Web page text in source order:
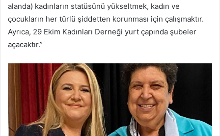
alanda) kadınların statüsünü yükseltmek, kadın ve
çocukların her türlü şiddetten korunması için çalışmaktır.
Ayrıca, 29 Ekim Kadınları Derneği yurt çapında şubeler
açacaktır.”